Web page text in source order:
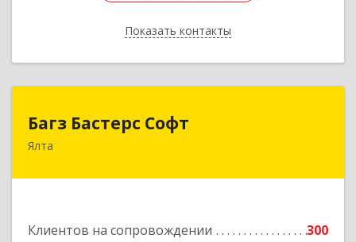
Показать контакты
Назад
Багз Бастерс Софт
Ялта
Клиентов на сопровождении
300
Багз Бастерс Софт
298603, Крым Респ, Ялта г, Свердлова ул, дом №